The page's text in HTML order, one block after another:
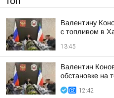
Валентину
с топливом в
13:45
Валентин
обстановке на
12:42